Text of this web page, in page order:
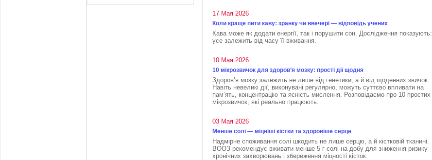
17 Мая 2026
Коли краще пити каву: зранку чи ввечері — відповідь учених
Кава може як додати енергії, так і порушити сон. Дослідження показують:
усе залежить від часу її вживання.
10 Мая 2026
10 мікрозвичок для здоров’я мозку: прості дії щодня
Здоров’я мозку залежить не лише від генетики, а й від щоденних звичок.
Навіть невеликі дії, виконувані регулярно, можуть суттєво впливати на
пам’ять, концентрацію та ясність мислення. Розповідаємо про 10 простих
мікрозвичок, які реально працюють.
03 Мая 2026
Менше солі — міцніші кістки та здоровіше серце
Надмірне споживання солі шкодить не лише серцю, а й кістковій тканині.
ВООЗ рекомендує вживати менше 5 г солі на добу для зниження ризику
хронічних захворювань і збереження міцності кісток.